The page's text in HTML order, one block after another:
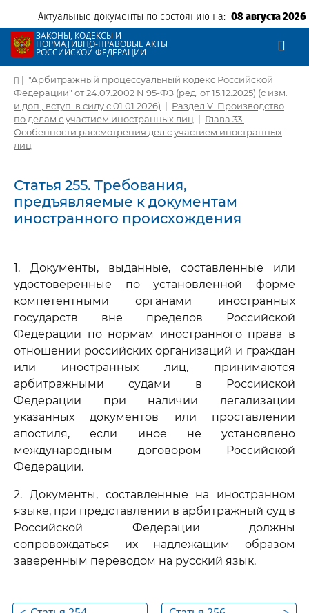
Актуальные документы по состоянию на: 08 августа 2026
ЗАКОНЫ, КОДЕКСЫ И
НОРМАТИВНО-ПРАВОВЫЕ АКТЫ
РОССИЙСКОЙ ФЕДЕРАЦИИ
| "Арбитражный процессуальный кодекс Российской
Федерации" от 24.07.2002 N 95-ФЗ (ред. от 15.12.2025) (с изм.
и доп., вступ. в силу с 01.01.2026) | Раздел V. Производство
по делам с участием иностранных лиц | Глава 33.
Особенности рассмотрения дел с участием иностранных
лиц
Статья 255. Требования,
предъявляемые к документам
иностранного происхождения
1. Документы, выданные, составленные или
удостоверенные по установленной форме
компетентными органами иностранных
государств вне пределов Российской
Федерации по нормам иностранного права в
отношении российских организаций и граждан
или иностранных лиц, принимаются
арбитражными судами в Российской
Федерации при наличии легализации
указанных документов или проставлении
апостиля, если иное не установлено
международным договором Российской
Федерации.
2. Документы, составленные на иностранном
языке, при представлении в арбитражный суд в
Российской Федерации должны
сопровождаться их надлежащим образом
заверенным переводом на русский язык.